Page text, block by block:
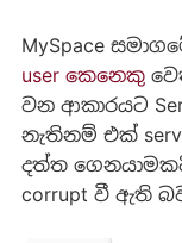
MySpace
user කෙනෙකු
වන ආකාරයට
නැතිනම් එක්
දත්ත
corrupt වී ඇති